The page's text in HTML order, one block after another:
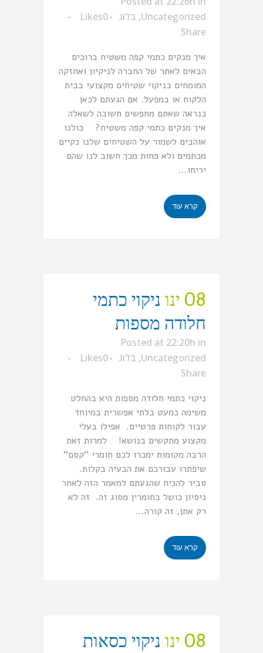
Uncategorized
, בלוג 0
Likes
Share
איך מנקים כתמי קפה משטיח ברוכים
הבאים לאתר של החברה לניקיון ואחזקה
המומחים בניקוי שטיחים מקצועי בבית
הלקוח או במפעל. אם הגעתם לכאן
כנראה שאתם מחפשים תשובה לשאלה
איך מנקים כתמי קפה משטיח? כולנו
אוהבים לשמור על השטיחים שלנו נקיים
מכתמים ולא פחות מכך חשוב לנו שהם
יריחו...
קרא עוד
08 ינו
ניקוי כתמי
חלודה מספות
Posted at 22:20h in
Uncategorized
, בלוג 0
Likes
Share
ניקוי כתמי חלודה מספות היא בהחלט
משימה כמעט בלתי אפשרית במיוחד
עבור לקוחות פרטיים. אפילו בעלי
מקצוע מתקשים בנושא! למרות זאת
הרבה מקומות ימכרו לכם חומרי ''קסם''
שיפתרו עבורכם את הבעיה בקלות.
סביר להניח שהגעתם למאמר הזה לאחר
ניסיון כושל בחומרין מסוג זה. זה לא
רק אתן, זה קורה...
קרא עוד
08 ינו
ניקוי כסאות